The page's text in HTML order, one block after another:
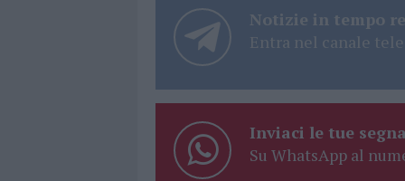
Notizie in tempo
Entra nel canale
Inviaci le tue
Su WhatsApp al